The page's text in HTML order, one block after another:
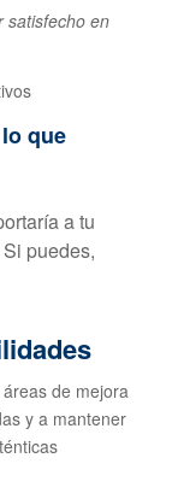
satisfecho en
que
a tu
puedes,
de mejora
y a mantener